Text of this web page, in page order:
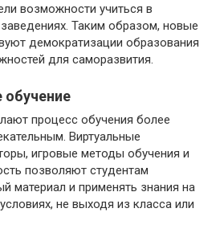
возможности учиться в
Таким образом, новые
демократизации образования
для саморазвития.
обучение
процесс обучения более
Виртуальные
игровые методы обучения и
позволяют студентам
материал и применять знания на
не выходя из класса или